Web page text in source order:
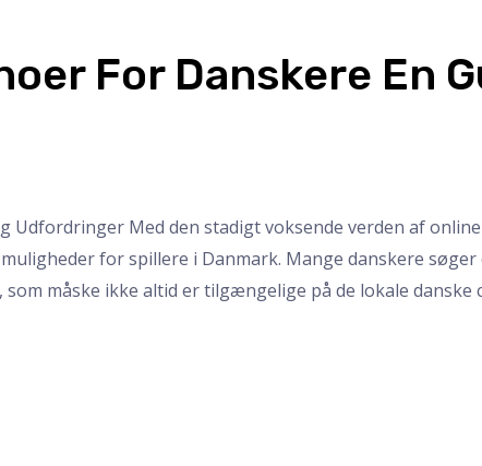
For Danskere En
Udfordringer Med den stadigt voksende verden af
for spillere i Danmark. Mange danskere
måske ikke altid er tilgængelige på de lokale danske